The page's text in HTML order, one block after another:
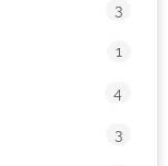
3
1
4
3